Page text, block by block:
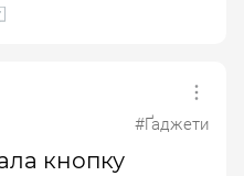
#Ґаджети
кнопку